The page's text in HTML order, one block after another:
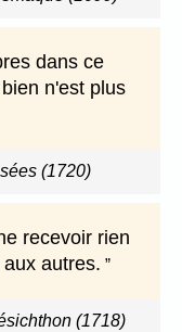
dans ce
n'est plus
(1720)
recevoir rien
autres.
(1718)